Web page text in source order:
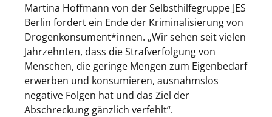
Martina Hoffmann von der Selbsthilfegruppe JES
Berlin fordert ein Ende der Kriminalisierung von
Drogenkonsument*innen. „Wir sehen seit vielen
Jahrzehnten, dass die Strafverfolgung von
Menschen, die geringe Mengen zum Eigenbedarf
erwerben und konsumieren, ausnahmslos
negative Folgen hat und das Ziel der
Abschreckung gänzlich verfehlt“.